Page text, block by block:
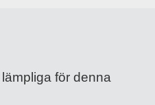
för denna